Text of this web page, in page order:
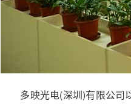
多映光电(深圳)有限公司以